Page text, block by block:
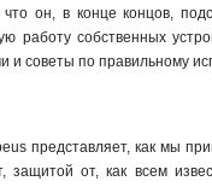
он, в конце концов,
работу собственных
и советы по правильному
представляет, как мы
защитой от, как всем